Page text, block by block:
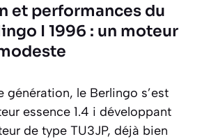
et performances du
I 1996 : un moteur
génération, le Berlingo s’est
essence 1.4 i développant
de type TU3JP, déjà bien